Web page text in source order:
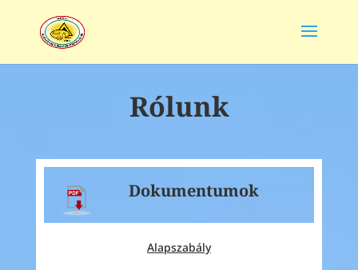
Rólunk
Dokumentumok
Alapszabály